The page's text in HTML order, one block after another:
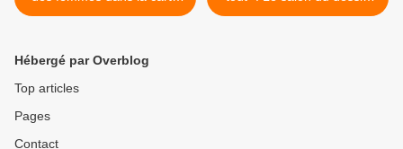
postale fantaisie-patriotique
de presse et de la
Hébergé par Overblog
Top articles
Pages
Contact